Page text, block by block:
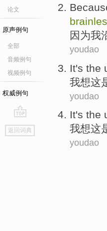
论文
原声例句
全部
音频例句
视频例句
权威例句
go
top
返回词典
因为我
youdao
It's the
我想这
youdao
It's the
我想这
youdao